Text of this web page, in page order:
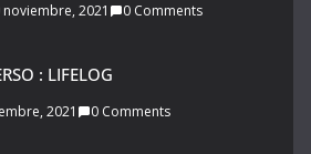
noviembre, 2021 0 Comments
: LIFELOG
2021 0 Comments